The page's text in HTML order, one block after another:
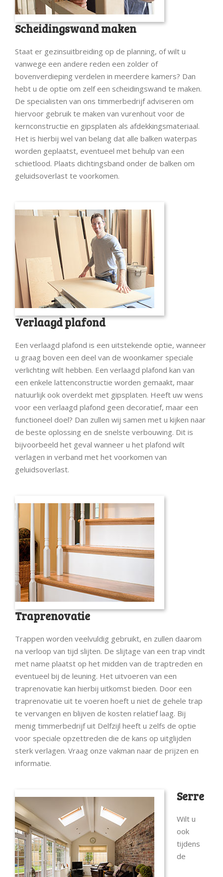
Scheidingswand maken
Staat er gezinsuitbreiding op de planning, of wilt u
vanwege een andere reden een zolder of
bovenverdieping verdelen in meerdere kamers? Dan
hebt u de optie om zelf een scheidingswand te maken.
De specialisten van ons timmerbedrijf adviseren om
hiervoor gebruik te maken van vurenhout voor de
kernconstructie en gipsplaten als afdekkingsmateriaal.
Het is hierbij wel van belang dat alle balken waterpas
worden geplaatst, eventueel met behulp van een
schietlood. Plaats dichtingsband onder de balken om
geluidsoverlast te voorkomen.
Verlaagd plafond
Een verlaagd plafond is een uitstekende optie, wanneer
u graag boven een deel van de woonkamer speciale
verlichting wilt hebben. Een verlaagd plafond kan van
een enkele lattenconstructie worden gemaakt, maar
natuurlijk ook overdekt met gipsplaten. Heeft uw wens
voor een verlaagd plafond geen decoratief, maar een
functioneel doel? Dan zullen wij samen met u kijken naar
de beste oplossing en de snelste verbouwing. Dit is
bijvoorbeeld het geval wanneer u het plafond wilt
verlagen in verband met het voorkomen van
geluidsoverlast.
Traprenovatie
Trappen worden veelvuldig gebruikt, en zullen daarom
na verloop van tijd slijten. De slijtage van een trap vindt
met name plaatst op het midden van de traptreden en
eventueel bij de leuning. Het uitvoeren van een
traprenovatie kan hierbij uitkomst bieden. Door een
traprenovatie uit te voeren hoeft u niet de gehele trap
te vervangen en blijven de kosten relatief laag. Bij
menig timmerbedrijf uit Delfzijl heeft u zelfs de optie
voor speciale opzettreden die de kans op uitglijden
sterk verlagen. Vraag onze vakman naar de prijzen en
informatie.
Serre
Wilt u
ook
tijdens
de